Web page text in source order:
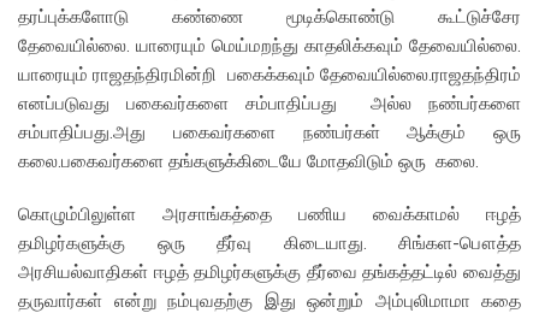
தரப்புக்களோடு கண்ணை மூடிக்கொண்டு கூட்டுச்சேர
தேவையில்லை. யாரையும் மெய்மறந்து காதலிக்கவும் தேவையில்லை.
யாரையும் ராஜதந்திரமின்றி பகைக்கவும் தேவையில்லை.ராஜதந்திரம்
எனப்படுவது பகைவர்களை சம்பாதிப்பது அல்ல நண்பர்களை
சம்பாதிப்பது.அது பகைவர்களை நண்பர்கள் ஆக்கும் ஒரு
கலை.பகைவர்களை தங்களுக்கிடையே மோதவிடும் ஒரு கலை.
கொழும்பிலுள்ள அரசாங்கத்தை பணிய வைக்காமல் ஈழத்
தமிழர்களுக்கு ஒரு தீர்வு கிடையாது. சிங்கள-பௌத்த
அரசியல்வாதிகள் ஈழத் தமிழர்களுக்கு தீர்வை தங்கத்தட்டில் வைத்து
தருவார்கள் என்று நம்புவதற்கு இது ஒன்றும் அம்புலிமாமா கதை